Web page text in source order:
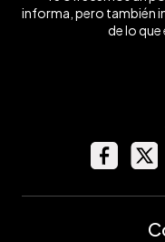
informa, pero también
de lo que